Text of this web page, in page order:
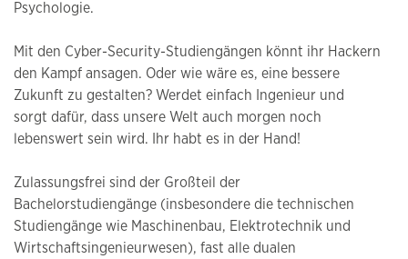
Psychologie.
Mit den Cyber-Security-Studiengängen könnt ihr Hackern
den Kampf ansagen. Oder wie wäre es, eine bessere
Zukunft zu gestalten? Werdet einfach Ingenieur und
sorgt dafür, dass unsere Welt auch morgen noch
lebenswert sein wird. Ihr habt es in der Hand!
Zulassungsfrei sind der Großteil der
Bachelorstudiengänge (insbesondere die technischen
Studiengänge wie Maschinenbau, Elektrotechnik und
Wirtschaftsingenieurwesen), fast alle dualen